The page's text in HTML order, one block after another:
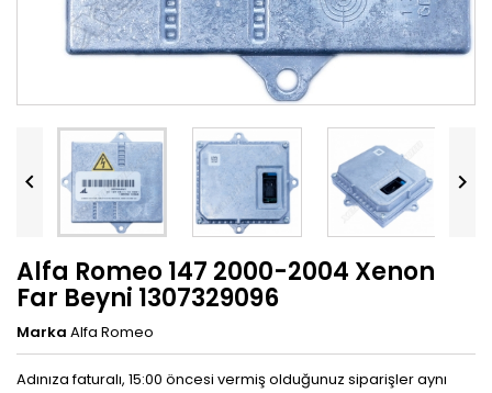
 
Alfa Romeo 147 2000-2004 Xenon
Far Beyni 1307329096
Marka Alfa Romeo
Adınıza faturalı, 15:00 öncesi vermiş olduğunuz siparişler aynı